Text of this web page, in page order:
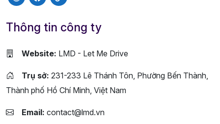
Thông tin công ty
Website: LMD - Let Me Drive
Trụ sở: 231-233 Lê Thánh Tôn, Phường Bến Thành,
Thành phố Hồ Chí Minh, Việt Nam
Email: contact@lmd.vn